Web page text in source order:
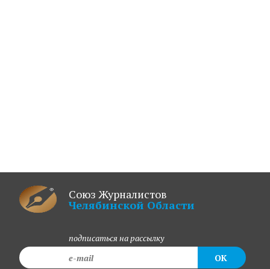
Союз Журналистов
Челябинской Области
подписаться на рассылку